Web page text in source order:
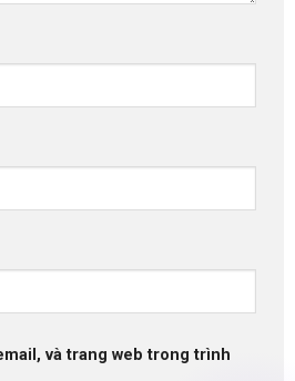
và trang web trong trình